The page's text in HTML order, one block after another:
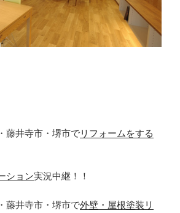
藤井寺市・堺市でリフォームをする
ション実況中継！！
藤井寺市・堺市で外壁・屋根塗装リ